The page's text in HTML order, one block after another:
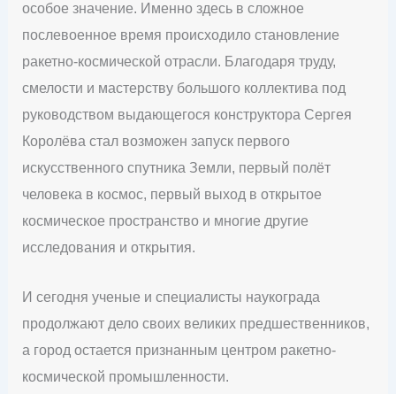
особое значение. Именно здесь в сложное
послевоенное время происходило становление
ракетно-космической отрасли. Благодаря труду,
смелости и мастерству большого коллектива под
руководством выдающегося конструктора Сергея
Королёва стал возможен запуск первого
искусственного спутника Земли, первый полёт
человека в космос, первый выход в открытое
космическое пространство и многие другие
исследования и открытия.
И сегодня ученые и специалисты наукограда
продолжают дело своих великих предшественников,
а город остается признанным центром ракетно-
космической промышленности.